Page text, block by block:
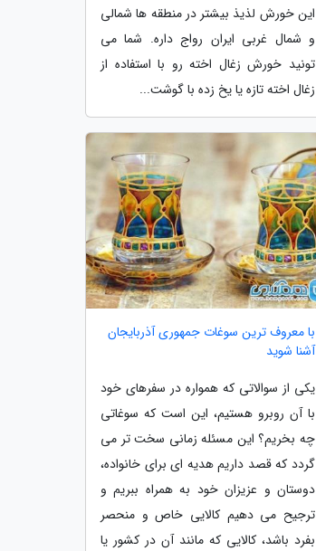
این خورش لذیذ بیشتر در منطقه ها شمالی
و شمال غربی ایران رواج داره. شما می
تونید خورش زغال اخته رو با استفاده از
زغال اخته تازه یا یخ زده با گوشت...
با معروف ترین سوغات جمهوری آذربایجان
آشنا شوید
یکی از سوالاتی که همواره در سفرهای خود
با آن روبرو هستیم، این است که سوغاتی
چه بخریم؟ این مسئله زمانی سخت تر می
گردد که قصد داریم هدیه ای برای خانواده،
دوستان و عزیزان خود به همراه ببریم و
ترجیح می دهیم کالایی خاص و منحصر
بفرد باشد، کالایی که مانند آن در کشور یا